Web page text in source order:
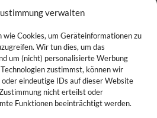
verwalten
wie Cookies, um Geräteinformationen zu
Wir tun dies, um das
um (nicht) personalisierte Werbung
zustimmst, können wir
eindeutige IDs auf dieser Website
nicht erteilst oder
Funktionen beeinträchtigt werden.